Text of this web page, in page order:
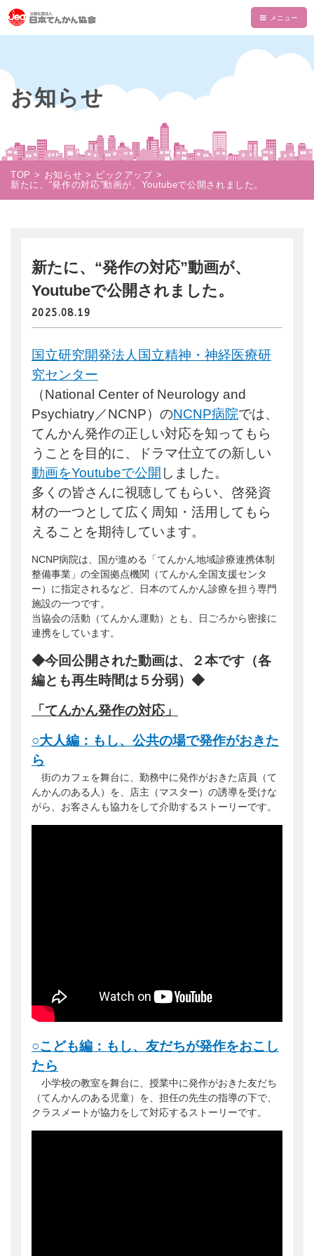
てんかんについて
てんかんとは
発作の介助と観察
使える制度
てんかん協会について
てんかん協会とは
支部一覧
公益事業
相談事業
支援のお願い
サポーター
情報誌・書籍・DVD
てんかん関連書籍
ダウンロード
物品などでの支援
時間や労力の提供
団体・企業への協賛による支援
書籍注文リスト
会員ログイン
お知らせ
TOP お知らせ
ピックアップ
新たに、“発作の対応”動画が、Youtubeで公開されました。
新たに、“発作の対応”動画が、
Youtubeで公開されました。
2025.08.19
国立研究開発法人国立精神・神経医療研
究センター
（National Center of Neurology and
Psychiatry／NCNP）のNCNP病院では、
てんかん発作の正しい対応を知ってもら
うことを目的に、ドラマ仕立ての新しい
動画をYoutubeで公開 しました。
多くの皆さんに視聴してもらい、啓発資
材の一つとして広く周知・活用してもら
えることを期待しています。
NCNP病院は、国が進める「てんかん地域診療連携体制
整備事業」の全国拠点機関（てんかん全国支援センタ
ー）に指定されるなど、日本のてんかん診療を担う専門
施設の一つです。
当協会の活動（てんかん運動）とも、日ごろから密接に
連携をしています。
◆今回公開された動画は、２本です（各
編とも再生時間は５分弱）◆
「てんかん発作の対応」
○大人編：もし、公共の場で発作がおきた
ら
街のカフェを舞台に、勤務中に発作がおきた店員（て
んかんのある人）を、店主（マスター）の誘導を受けな
がら、お客さんも協力をして介助するストーリーです。
○こども編：もし、友だちが発作をおこし
たら
小学校の教室を舞台に、授業中に発作がおきた友だち
（てんかんのある児童）を、担任の先生の指導の下で、
クラスメートが協力をして対応するストーリーです。